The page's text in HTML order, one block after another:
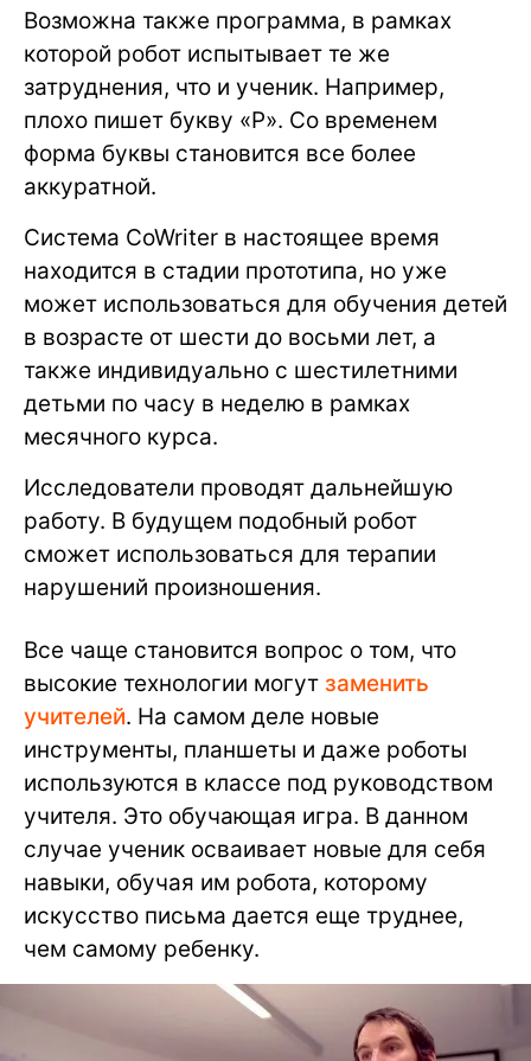
Возможна также программа, в рамках
которой робот испытывает те же
затруднения, что и ученик. Например,
плохо пишет букву «P». Со временем
форма буквы становится все более
аккуратной.
Система CoWriter в настоящее время
находится в стадии прототипа, но уже
может использоваться для обучения детей
в возрасте от шести до восьми лет, а
также индивидуально с шестилетними
детьми по часу в неделю в рамках
месячного курса.
Исследователи проводят дальнейшую
работу. В будущем подобный робот
сможет использоваться для терапии
нарушений произношения.
Все чаще становится вопрос о том, что
высокие технологии могут заменить
учителей. На самом деле новые
инструменты, планшеты и даже роботы
используются в классе под руководством
учителя. Это обучающая игра. В данном
случае ученик осваивает новые для себя
навыки, обучая им робота, которому
искусство письма дается еще труднее,
чем самому ребенку.